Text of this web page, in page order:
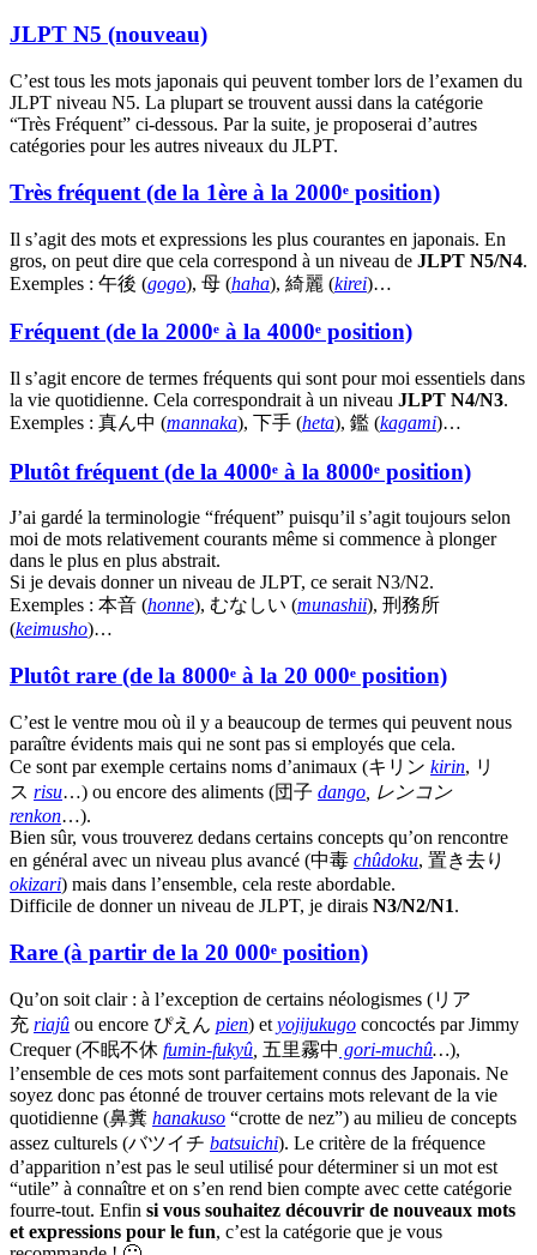
JLPT N5 (nouveau)
C’est tous les mots japonais qui peuvent tomber lors de l’examen du
JLPT niveau N5. La plupart se trouvent aussi dans la catégorie
“Très Fréquent” ci-dessous. Par la suite, je proposerai d’autres
catégories pour les autres niveaux du JLPT.
Très fréquent (de la 1ère à la 2000ᵉ position)
Il s’agit des mots et expressions les plus courantes en japonais. En
gros, on peut dire que cela correspond à un niveau de JLPT N5/N4.
Exemples : 午後 (gogo), 母 (haha), 綺麗 (kirei)…
Fréquent (de la 2000ᵉ à la 4000ᵉ position)
Il s’agit encore de termes fréquents qui sont pour moi essentiels dans
la vie quotidienne. Cela correspondrait à un niveau JLPT N4/N3.
Exemples : 真ん中 (mannaka), 下手 (heta), 鑑 (kagami)…
Plutôt fréquent (de la 4000ᵉ à la 8000ᵉ position)
J’ai gardé la terminologie “fréquent” puisqu’il s’agit toujours selon
moi de mots relativement courants même si commence à plonger
dans le plus en plus abstrait.
Si je devais donner un niveau de JLPT, ce serait N3/N2.
Exemples : 本音 (honne), むなしい (munashii), 刑務所
(keimusho)…
Plutôt rare (de la 8000ᵉ à la 20 000ᵉ position)
C’est le ventre mou où il y a beaucoup de termes qui peuvent nous
paraître évidents mais qui ne sont pas si employés que cela.
Ce sont par exemple certains noms d’animaux (キリン kirin, リ
ス risu…) ou encore des aliments (団子 dango , レンコン
renkon…).
Bien sûr, vous trouverez dedans certains concepts qu’on rencontre
en général avec un niveau plus avancé (中毒 chûdoku, 置き去り
okizari) mais dans l’ensemble, cela reste abordable.
Difficile de donner un niveau de JLPT, je dirais N3/N2/N1.
Rare (à partir de la 20 000ᵉ position)
Qu’on soit clair : à l’exception de certains néologismes (リア
充 riajû ou encore ぴえん pien) et yojijukugo concoctés par Jimmy
Crequer (不眠不休 fumin-fukyû 五里霧中 gori-muchû…),
l’ensemble de ces mots sont parfaitement connus des Japonais. Ne
soyez donc pas étonné de trouver certains mots relevant de la vie
quotidienne (鼻糞 hanakuso “crotte de nez”) au milieu de concepts
assez culturels (バツイチ batsuichi). Le critère de la fréquence
d’apparition n’est pas le seul utilisé pour déterminer si un mot est
“utile” à connaître et on s’en rend bien compte avec cette catégorie
fourre-tout. Enfin si vous souhaitez découvrir de nouveaux mots
et expressions pour le fun, c’est la catégorie que je vous